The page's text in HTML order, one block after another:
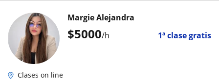
$5000/h 1ª clase gratis
Margie Alejandra
Clases on line